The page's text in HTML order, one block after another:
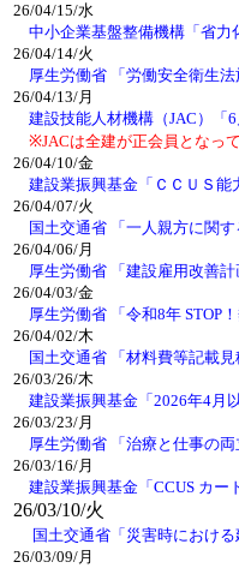
26/04/15/水
中小企業基盤整備機構「省
26/04/14/火
厚生労働省 「労働安全衛生
26/04/13/月
建設技能人材機構（JAC）「
※JACは全建が正会員となっ
26/04/10/金
建設業振興基金「ＣＣＵＳ
26/04/07/火
国土交通省 「一人親方に関
26/04/06/月
厚生労働省 「建設雇用改善
26/04/03/金
厚生労働省 「令和8年 STOP
26/04/02/木
国土交通省 「材料費等記載
26/03/26/木
建設業振興基金「2026年4月
26/03/23/月
厚生労働省 「治療と仕事の
26/03/16/月
建設業振興基金「CCUS カー
26/03/10/火
国土交通省「災害時におけ
26/03/09/月